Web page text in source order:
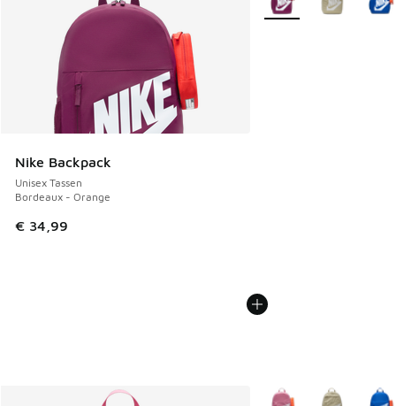
Nike Backpack
Unisex Tassen
Bordeaux - Orange
€ 34,99
Meer kleuren